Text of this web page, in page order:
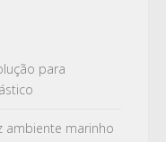
para
ambiente marinho